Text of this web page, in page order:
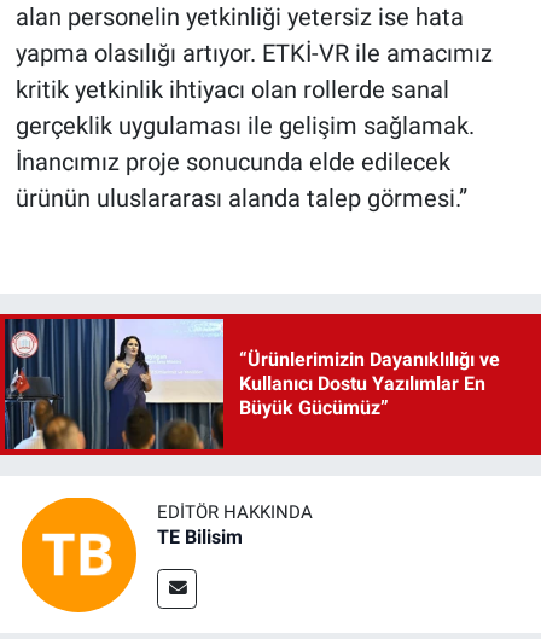
alan personelin yetkinliği yetersiz ise hata
yapma olasılığı artıyor. ETKİ-VR ile amacımız
kritik yetkinlik ihtiyacı olan rollerde sanal
gerçeklik uygulaması ile gelişim sağlamak.
İnancımız proje sonucunda elde edilecek
ürünün uluslararası alanda talep görmesi.”
“Ürünlerimizin Dayanıklılığı ve
Kullanıcı Dostu Yazılımlar En
Büyük Gücümüz”
EDITÖR HAKKINDA
TE Bilisim